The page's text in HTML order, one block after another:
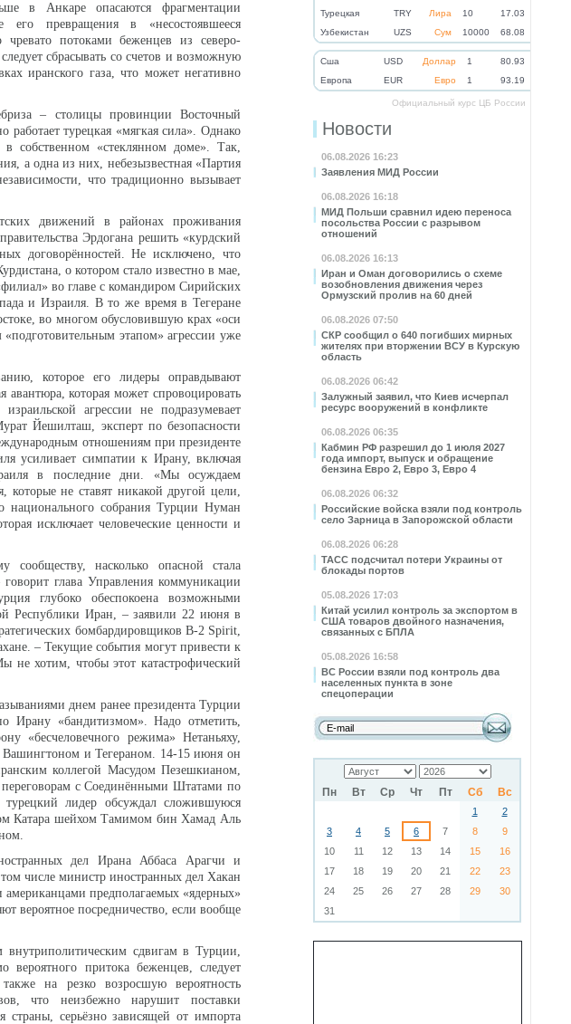
Турецкая
TRY Лира 10
17.03
Узбекистан
UZS Сум 10000 68.08
Cша USD Доллар 1
80.93
Eвропа
EUR Евро 1 93.19
Официальный курс ЦБ России
Новости
06.08.2026 16:23
Заявления МИД России
06.08.2026 16:18
МИД Польши сравнил идею переноса
посольства России с разрывом
отношений
06.08.2026 16:13
Иран и Оман договорились о схеме
возобновления движения через
Ормузский пролив на 60 дней
06.08.2026 07:50
СКР сообщил о 640 погибших мирных
жителях при вторжении ВСУ в Курскую
область
06.08.2026 06:42
Залужный заявил, что Киев исчерпал
ресурс вооружений в конфликте
06.08.2026 06:35
Кабмин РФ разрешил до 1 июля 2027
года импорт, выпуск и обращение
бензина Евро 2, Евро 3, Евро 4
06.08.2026 06:32
Российские войска взяли под контроль
село Зарница в Запорожской области
06.08.2026 06:28
ТАСС подсчитал потери Украины от
блокады портов
05.08.2026 17:03
Китай усилил контроль за экспортом в
США товаров двойного назначения,
связанных с БПЛА
05.08.2026 16:58
ВС России взяли под контроль два
населенных пункта в зоне
спецоперации
Пн Вт Ср Чт Пт Сб Вс
1
2
3
4 5 6 7 8
9
10
11 12 13 14 15
16
17
18 19 20 21 22
23
24
25 26 27 28 29
30
31
в Анкаре опасаются фрагментации
превращения в «несостоявшееся
чревато потоками беженцев из северо-
сбрасывать со счетов и возможную
иранского газа, что может негативно
– столицы провинции Восточный
работает турецкая «мягкая сила». Однако
в собственном «стеклянном доме». Так,
а одна из них, небезызвестная «Партия
что традиционно вызывает
движений в районах проживания
Эрдогана решить «курдский
договорённостей. Не исключено, что
о котором стало известно в мае,
во главе с командиром Сирийских
и Израиля. В то же время в Тегеране
во многом обусловившую крах «оси
этапом» агрессии уже
которое его лидеры оправдывают
авантюра, которая может спровоцировать
агрессии не подразумевает
Йешилташ, эксперт по безопасности
отношениям при президенте
усиливает симпатии к Ирану, включая
в последние дни. «Мы осуждаем
не ставят никакой другой цели,
национального собрания Турции Нуман
исключает человеческие ценности и
сообществу, насколько опасной стала
глава Управления коммуникации
глубоко обеспокоена возможными
Республики Иран, – заявили 22 июня в
бомбардировщиков B-2 Spirit,
– Текущие события могут привести к
не хотим, чтобы этот катастрофический
днем ранее президента Турции
Ирану «бандитизмом». Надо отметить,
«бесчеловечного режима» Нетаньяху,
Вашингтоном и Тегераном. 14-15 июня он
коллегой Масудом Пезешкианом,
с Соединёнными Штатами по
лидер обсуждал сложившуюся
Катара шейхом Тамимом бин Хамад Аль
дел Ирана Аббаса Арагчи и
числе министр иностранных дел Хакан
предполагаемых «ядерных»
вероятное посредничество, если вообще
сдвигам в Турции,
вероятного притока беженцев, следует
на резко возросшую вероятность
что неизбежно нарушит поставки
страны, серьёзно зависящей от импорта